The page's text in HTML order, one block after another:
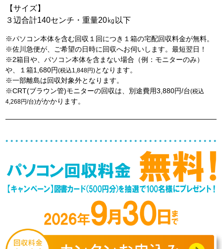
【サイズ】
３辺合計140センチ・重量20㎏以下
※パソコン本体を含む回収１回につき１箱の宅配回収料金が無料。
※佐川急便が、ご希望の日時に回収へお伺いします。最短翌日！
※2箱目や、パソコン本体を含まない場合（例：モニターのみ）
や、１箱1,680円(税込1,848円)となります。
※一部離島は回収対象外となります。
※CRT(ブラウン管)モニターの回収は、別途費用3,880円/台(税込
4,268円/台)がかかります。